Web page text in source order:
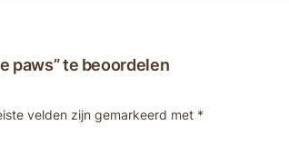
paws” te beoordelen
velden zijn gemarkeerd met *